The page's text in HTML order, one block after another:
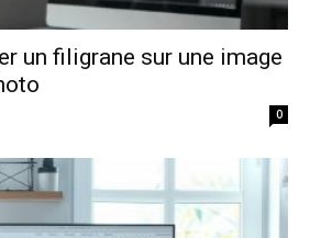
un filigrane sur une image
0